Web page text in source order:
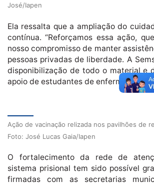
José/Iapen
Ela ressalta que a ampliação do
contínua. “Reforçamos essa ação,
nosso compromisso de manter
pessoas privadas de liberdade. A
disponibilização de todo o material e
apoio de estudantes de enfermagem”,
Ação de vacinação relizada nos pavilhões de
Foto: José Lucas Gaia/Iapen
O fortalecimento da rede de
sistema prisional tem sido possível
firmadas com as secretarias